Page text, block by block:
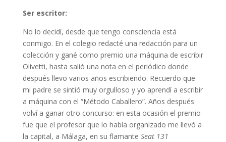
Ser escritor:
No lo decidí, desde que tengo consciencia está
conmigo. En el colegio redacté una redacción para un
colección y gané como premio una máquina de escribir
Olivetti, hasta salió una nota en el periódico donde
después llevo varios años escribiendo. Recuerdo que
mi padre se sintió muy orgulloso y yo aprendí a escribir
a máquina con el “Método Caballero”. Años después
volví a ganar otro concurso: en esta ocasión el premio
fue que el profesor que lo había organizado me llevó a
la capital, a Málaga, en su flamante Seat 131